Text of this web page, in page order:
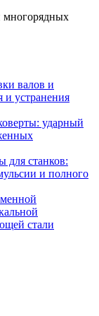
многорядных
валов и
и устранения
ударный
для станков:
и полного
стали